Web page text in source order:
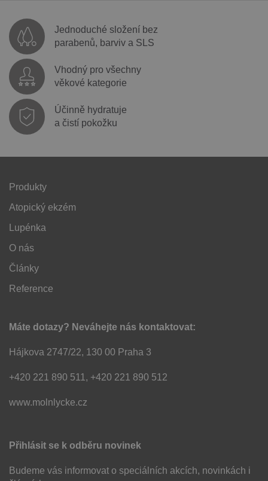
Jednoduché složení bez
parabenů, barviv a SLS
Vhodný pro všechny
věkové kategorie
Účinně hydratuje
a čistí pokožku
Produkty
Atopický ekzém
Lupénka
O nás
Články
Reference
Máte dotazy? Neváhejte nás kontaktovat:
Hájkova 2747/22, 130 00 Praha 3
+420 221 890 511, +420 221 890 512
www.molnlycke.cz
Přihlásit se k odběru novinek
Budeme vás informovat o speciálních akcích, novinkách i